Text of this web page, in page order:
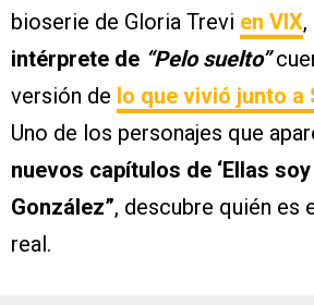
bioserie de Gloria Trevi en VIX
intérprete de “Pelo suelto”
versión de lo que vivió junto
Uno de los personajes que
nuevos capítulos de ‘Ellas soy
González”, descubre quién es
real.